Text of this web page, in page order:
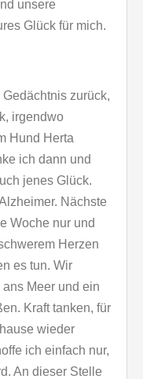
unsere
Glück für mich.
zurück,
irgendwo
Hund Herta
ich dann und
jenes Glück.
Nächste
Woche nur und
Herzen
es tun. Wir
Meer und ein
Kraft tanken, für
wieder
ich einfach nur,
An dieser Stelle